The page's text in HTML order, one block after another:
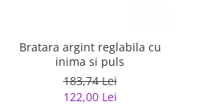
Bratara argint reglabila cu
inima si puls
183,74 Lei
122,00 Lei